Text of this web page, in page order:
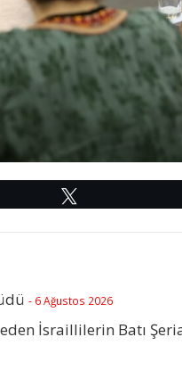
- 6 Ağustos 2026
İsraillilerin Batı